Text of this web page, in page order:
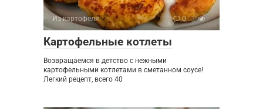
Из картофеля 0
Картофельные котлеты
Возвращаемся в детство с нежными
картофельными котлетами в сметанном соусе!
Легкий рецепт, всего 40